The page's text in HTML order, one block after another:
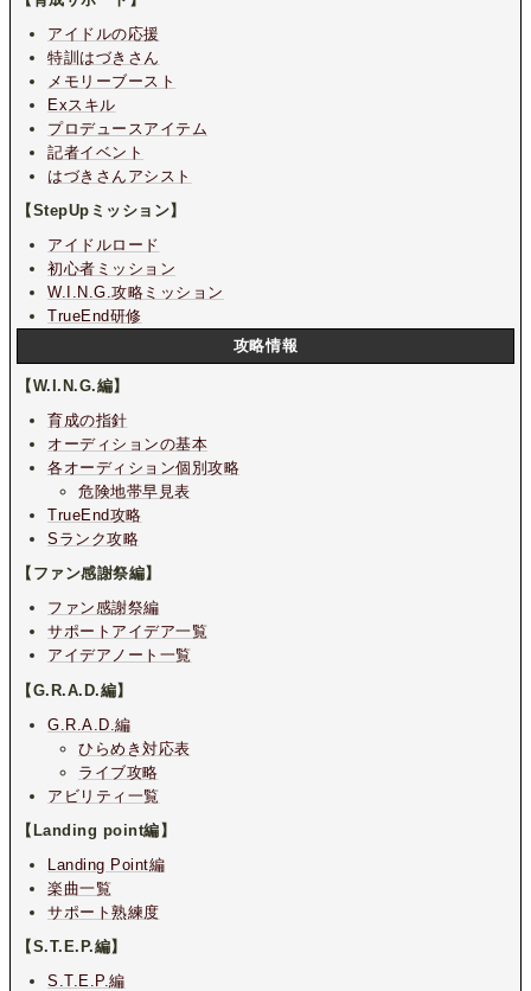
アイドルの応援
特訓はづきさん
メモリーブースト
Exスキル
プロデュースアイテム
記者イベント
はづきさんアシスト
【StepUpミッション】
アイドルロード
初心者ミッション
W.I.N.G.攻略ミッション
TrueEnd研修
攻略情報
【W.I.N.G.編】
育成の指針
オーディションの基本
各オーディション個別攻略
危険地帯早見表
TrueEnd攻略
Sランク攻略
【ファン感謝祭編】
ファン感謝祭編
サポートアイデア一覧
アイデアノート一覧
【G.R.A.D.編】
G.R.A.D.編
ひらめき対応表
ライブ攻略
アビリティ一覧
【Landing point編】
Landing Point編
楽曲一覧
サポート熟練度
【S.T.E.P.編】
S.T.E.P.編